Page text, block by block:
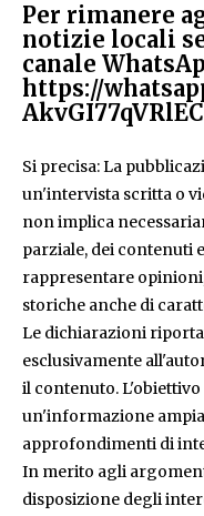
Per rimanere
notizie locali
canale
https://
Si precisa: La
un'intervista scritta o
non implica
parziale, dei contenuti
rappresentare
storiche anche di
Le dichiarazioni
esclusivamente
il contenuto.
un'informazione
approfondimenti di
In merito agli
disposizione degli